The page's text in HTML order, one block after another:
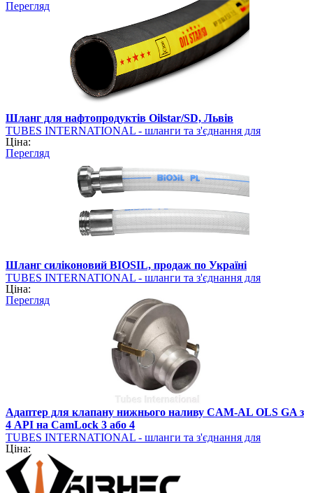
Перегляд
Шланг для нафтопродуктів Oilstar/SD, Львів
TUBES INTERNATIONAL - шланги та з'єднання для
промисловості
Ціна:
Перегляд
Шланг силіконовий BIOSIL, продаж по Україні
TUBES INTERNATIONAL - шланги та з'єднання для
промисловості
Ціна:
Перегляд
Адаптер для клапану нижнього наливу CAM-AL OLS GA з
4 API на CamLock 3 або 4
TUBES INTERNATIONAL - шланги та з'єднання для
промисловості
Ціна: